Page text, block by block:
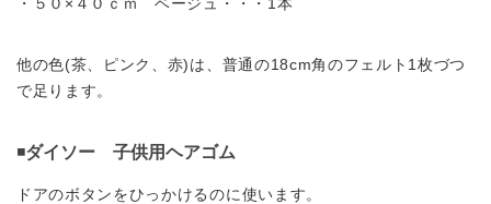
・５０×４０ｃｍ ベージュ・・・1本
他の色(茶、ピンク、赤)は、普通の18cm角のフェルト1枚づつ
で足ります。
◾️ダイソー 子供用ヘアゴム
ドアのボタンをひっかけるのに使います。